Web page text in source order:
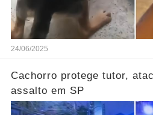
24/06/2025
Cachorro protege tutor,
assalto em SP